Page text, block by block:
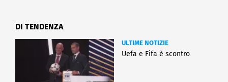
DI TENDENZA
ULTIME NOTIZIE
Uefa e Fifa è scontro